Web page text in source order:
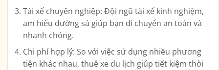
Tài xế chuyên nghiệp: Đội ngũ tài xế kinh nghiệm,
am hiểu đường sá giúp bạn di chuyển an toàn và
nhanh chóng.
Chi phí hợp lý: So với việc sử dụng nhiều phương
tiện khác nhau, thuê xe du lịch giúp tiết kiệm thời